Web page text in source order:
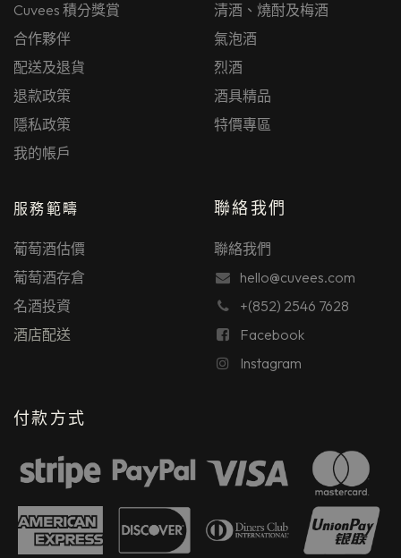
Cuvees 積分獎賞
合作夥伴
配送及退貨
退款政策
隱私政策
我的帳戶
清酒、燒酎及梅酒
氣泡酒
烈酒
酒具精品
特價專區
服務範疇
葡萄酒估價
葡萄酒存倉
名酒投資
酒店配送
聯絡我們
聯絡我們
hello@cuvees.com
+(852) 2546 7628
Facebook
Instagram
付款方式